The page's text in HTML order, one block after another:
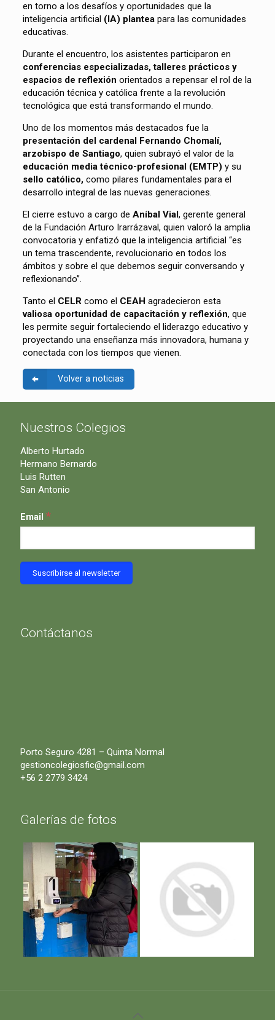
en torno a los desafíos y oportunidades que la
inteligencia artificial(IA) planteapara las comunidades
educativas.
Durante el encuentro, los asistentes participaron en
conferencias especializadas, talleres prácticos y
espacios de reflexión orientados a repensar el rol de la
educación técnica y católica frente a la revolución
tecnológica que está transformando el mundo.
Uno de los momentos más destacados fue la
presentación del cardenal Fernando Chomalí,
arzobispo de Santiago, quien subrayó el valor de la
educación media técnico-profesional (EMTP) y su
sello católico,como pilares fundamentales para el
desarrollo integral de las nuevas generaciones.
El cierre estuvo a cargo de Aníbal Vial, gerente general
de la Fundación Arturo Irarrázaval, quien valoró la amplia
convocatoria y enfatizó que la inteligencia artificial “es
un tema trascendente, revolucionario en todos los
ámbitos y sobre el que debemos seguir conversando y
reflexionando”.
Tanto el CELRcomo el CEAH agradecieron esta
valiosa oportunidad de capacitación y reflexión, que
les permite seguir fortaleciendo el liderazgo educativo y
proyectando una enseñanza más innovadora, humana y
conectada con los tiempos que vienen.
Volver a noticias
Nuestros Colegios
Alberto Hurtado
Hermano Bernardo
Luis Rutten
San Antonio
Email *
Contáctanos
Porto Seguro 4281 – Quinta Normal
gestioncolegiosfic@gmail.com
+56 2 2779 3424
Galerías de fotos